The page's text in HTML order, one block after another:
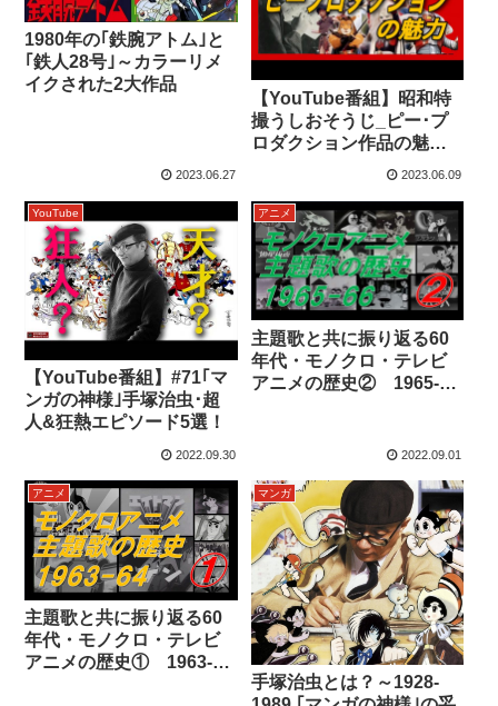
1980年の｢鉄腕アトム｣と
｢鉄人28号｣～カラーリメ
イクされた2大作品
2023.06.27
【YouTube番組】昭和特
撮うしおそうじ_ピー･プ
ロダクション作品の魅
力！マグマ大使･スペクト
ガーセブン・電人ザボー
ガー・ロックバット#110
2023.06.09
YouTube
【YouTube番組】#71｢マ
ンガの神様｣手塚治虫･超
人&狂熱エピソード5選！
2022.09.30
アニメ
主題歌と共に振り返る60
年代・モノクロ・テレビ
アニメの歴史② 1965-
2022.09.01
アニメ
主題歌と共に振り返る60
年代・モノクロ・テレビ
アニメの歴史① 1963-
マンガ
手塚治虫とは？～1928-